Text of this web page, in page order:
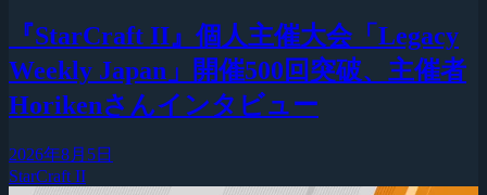
『StarCraft II』個人主催大会「Legacy
Weekly Japan」開催500回突破、主催者
Horikenさんインタビュー
2026年8月5日
StarCraft II